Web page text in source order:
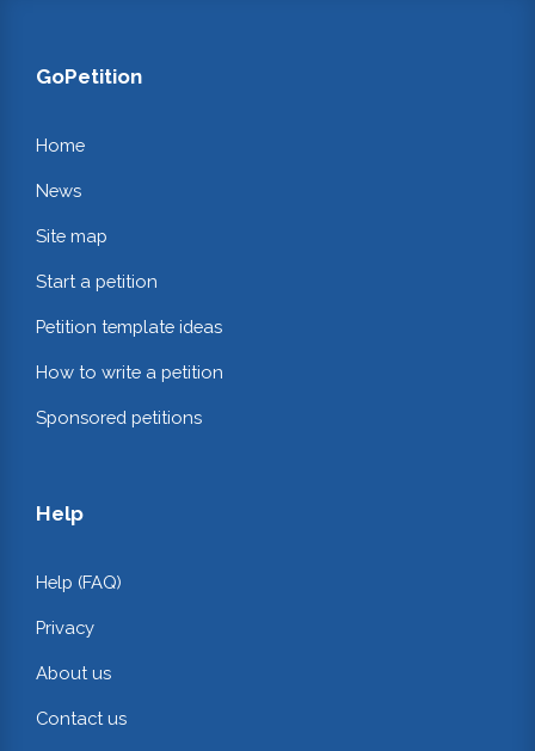
GoPetition
Home
News
Site map
Start a petition
Petition template ideas
How to write a petition
Sponsored petitions
Help
Help (FAQ)
Privacy
About us
Contact us